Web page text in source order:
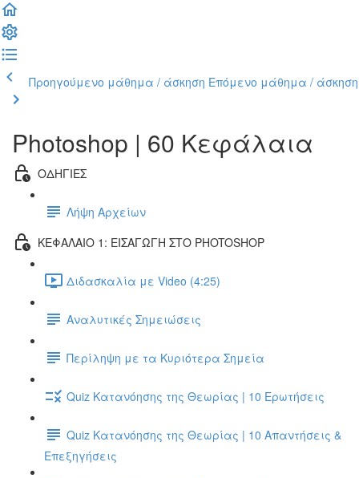
Προηγούμενο μάθημα / άσκηση Επόμενο μάθημα / άσκηση
Photoshop | 60 Κεφάλαια
ΟΔΗΓΙΕΣ
Λήψη Αρχείων
ΚΕΦΑΛΑΙΟ 1: ΕΙΣΑΓΩΓΗ ΣΤΟ PHOTOSHOP
Διδασκαλία με Video (4:25)
Αναλυτικές Σημειώσεις
Περίληψη με τα Κυριότερα Σημεία
Quiz Κατανόησης της Θεωρίας | 10 Ερωτήσεις
Quiz Κατανόησης της Θεωρίας | 10 Απαντήσεις &
Επεξηγήσεις